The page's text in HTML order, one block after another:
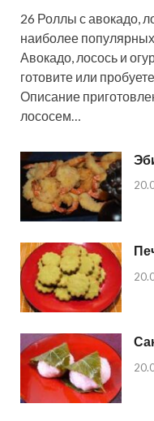
26 Роллы с авокадо,
наиболее
Авокадо, лосось и
готовите или
Описание
лососем…